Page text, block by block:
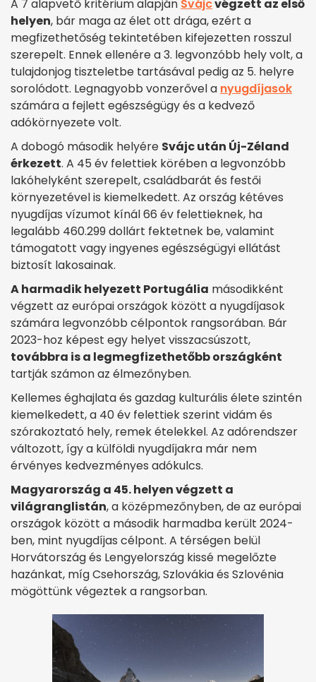
A 7 alapvető kritérium alapján Svájcvégzett az első
helyen, bár maga az élet ott drága, ezért a
megfizethetőség tekintetében kifejezetten rosszul
szerepelt. Ennek ellenére a 3. legvonzóbb hely volt, a
tulajdonjog tiszteletbe tartásával pedig az 5. helyre
sorolódott. Legnagyobb vonzerővel a nyugdíjasok
számára a fejlett egészségügy és a kedvező
adókörnyezete volt.
A dobogó második helyére Svájc után Új-Zéland
érkezett. A 45 év felettiek körében a legvonzóbb
lakóhelyként szerepelt, családbarát és festői
környezetével is kiemelkedett. Az ország kétéves
nyugdíjas vízumot kínál 66 év felettieknek, ha
legalább 460.299 dollárt fektetnek be, valamint
támogatott vagy ingyenes egészségügyi ellátást
biztosít lakosainak.
A harmadik helyezett Portugália másodikként
végzett az európai országok között a nyugdíjasok
számára legvonzóbb célpontok rangsorában. Bár
2023-hoz képest egy helyet visszacsúszott,
továbbra is a legmegfizethetőbb országként
tartják számon az élmezőnyben.
Kellemes éghajlata és gazdag kulturális élete szintén
kiemelkedett, a 40 év felettiek szerint vidám és
szórakoztató hely, remek ételekkel. Az adórendszer
változott, így a külföldi nyugdíjakra már nem
érvényes kedvezményes adókulcs.
Magyarország a 45. helyen végzett a
világranglistán, a középmezőnyben, de az európai
országok között a második harmadba került 2024-
ben, mint nyugdíjas célpont. A térségen belül
Horvátország és Lengyelország kissé megelőzte
hazánkat, míg Csehország, Szlovákia és Szlovénia
mögöttünk végeztek a rangsorban.